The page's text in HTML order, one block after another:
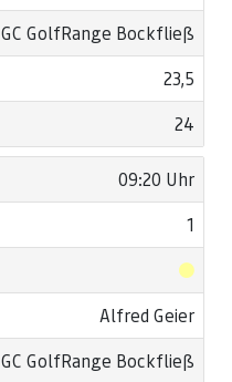
GC GolfRange Bockfließ
23,5
24
09:20 Uhr
1
Alfred Geier
GC GolfRange Bockfließ